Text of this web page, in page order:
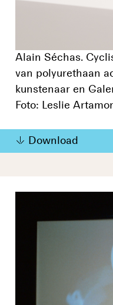
Alain Séchas.
van polyurethaan
kunstenaar en
Foto: Leslie
Download